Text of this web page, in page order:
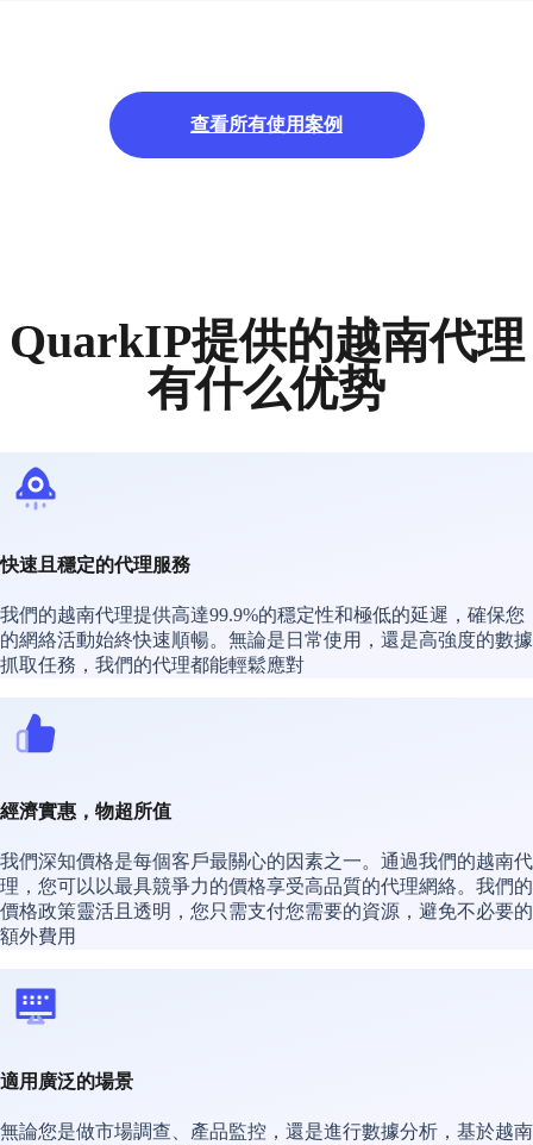
查看所有使用案例
QuarkIP提供的越南代理
有什么优势
快速且穩定的代理服務
我們的越南代理提供高達99.9%的穩定性和極低的延遲，確保您
的網絡活動始終快速順暢。無論是日常使用，還是高強度的數據
抓取任務，我們的代理都能輕鬆應對
經濟實惠，物超所值
我們深知價格是每個客戶最關心的因素之一。通過我們的越南代
理，您可以以最具競爭力的價格享受高品質的代理網絡。我們的
價格政策靈活且透明，您只需支付您需要的資源，避免不必要的
額外費用
適用廣泛的場景
無論您是做市場調查、產品監控，還是進行數據分析，基於越南